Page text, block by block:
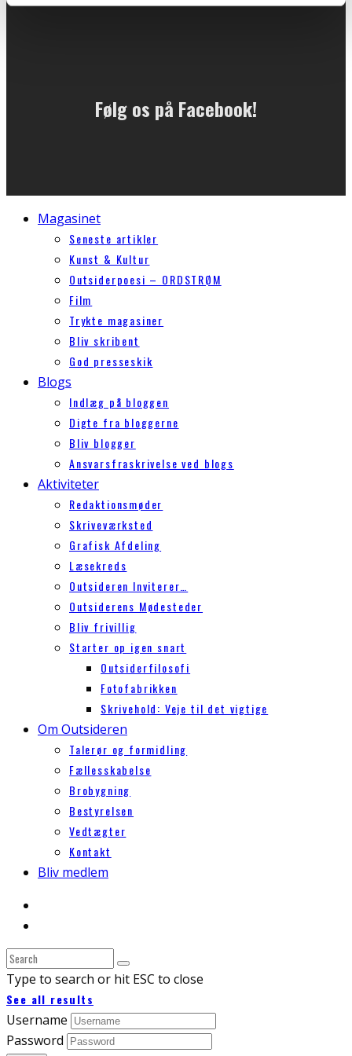
Følg os på Facebook!
Magasinet
Seneste artikler
Kunst & Kultur
Outsiderpoesi – ORDSTRØM
Film
Trykte magasiner
Bliv skribent
God presseskik
Blogs
Indlæg på bloggen
Digte fra bloggerne
Bliv blogger
Ansvarsfraskrivelse ved blogs
Aktiviteter
Redaktionsmøder
Skriveværksted
Grafisk Afdeling
Læsekreds
Outsideren Inviterer…
Outsiderens Mødesteder
Bliv frivillig
Starter op igen snart
Outsiderfilosofi
Fotofabrikken
Skrivehold: Veje til det vigtige
Om Outsideren
Talerør og formidling
Fællesskabelse
Brobygning
Bestyrelsen
Vedtægter
Kontakt
Bliv medlem
Type to search or hit ESC to close
See all results
Username
Password